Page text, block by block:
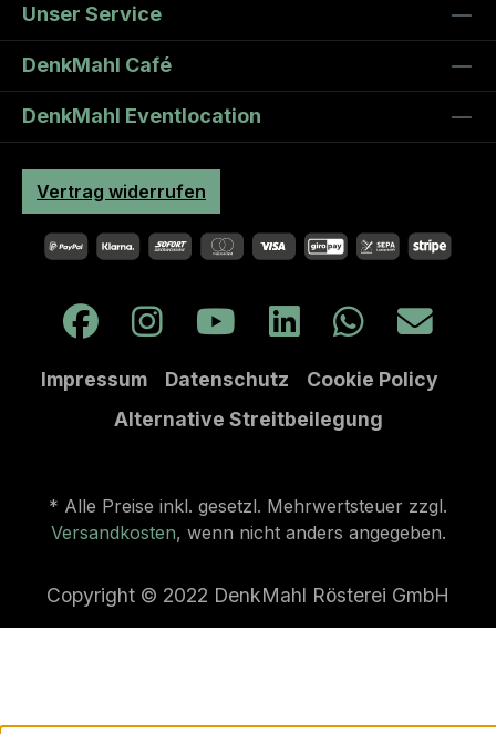
Unser Service
DenkMahl Café
DenkMahl Eventlocation
Vertrag widerrufen
Impressum Datenschutz
Cookie Policy
Alternative Streitbeilegung
* Alle Preise inkl. gesetzl. Mehrwertsteuer zzgl.
Versandkosten, wenn nicht anders angegeben.
Copyright © 2022 DenkMahl Rösterei GmbH